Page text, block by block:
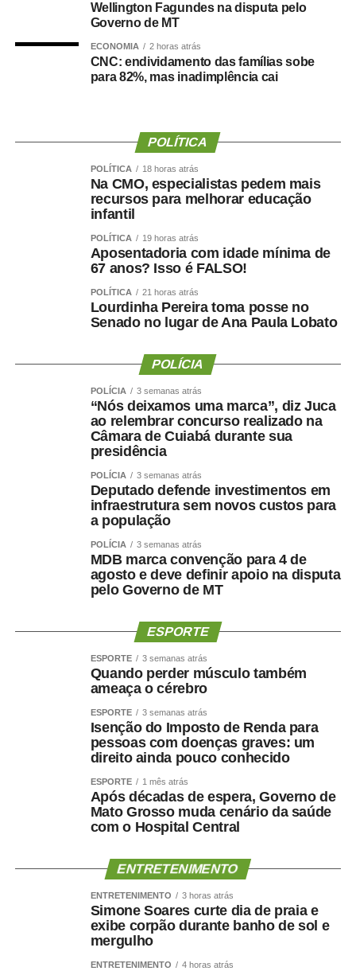
“Eu, em nome do Selecon, também agradeço ao
deputado porque, de fato, fizemos um concurso histórico,
graças à oportunidade que o Juca nos deu para
realizarmos esse concurso com qualidade e segurança,
Ao final do encontro, Juca reforçou a importância da
valorização do serviço público por meio de concursos
realizados com responsabilidade, transparência e
igualdade de oportunidades para todos os candidatos.
COMENTE ABAIXO:
WhatsApp
Facebook
Twitter
Messenger
LinkedIn
Share
Wellington Fagundes na disputa pelo
Governo de MT
ECONOMIA 2 horas atrás
CNC: endividamento das famílias sobe
para 82%, mas inadimplência cai
POLÍTICA
POLÍTICA 18 horas atrás
Na CMO, especialistas pedem mais
recursos para melhorar educação
infantil
POLÍTICA 19 horas atrás
Aposentadoria com idade mínima de
67 anos? Isso é FALSO!
POLÍTICA 21 horas atrás
Lourdinha Pereira toma posse no
Senado no lugar de Ana Paula Lobato
POLÍCIA
POLÍCIA 3 semanas atrás
“Nós deixamos uma marca”, diz Juca
ao relembrar concurso realizado na
Câmara de Cuiabá durante sua
presidência
POLÍCIA 3 semanas atrás
Deputado defende investimentos em
infraestrutura sem novos custos para
a população
POLÍCIA 3 semanas atrás
MDB marca convenção para 4 de
agosto e deve definir apoio na disputa
pelo Governo de MT
ESPORTE
ESPORTE 3 semanas atrás
Quando perder músculo também
ameaça o cérebro
ESPORTE 3 semanas atrás
Isenção do Imposto de Renda para
pessoas com doenças graves: um
direito ainda pouco conhecido
ESPORTE 1 mês atrás
Após décadas de espera, Governo de
Mato Grosso muda cenário da saúde
com o Hospital Central
ENTRETENIMENTO
ENTRETENIMENTO 3 horas atrás
Simone Soares curte dia de praia e
exibe corpão durante banho de sol e
mergulho
ENTRETENIMENTO 4 horas atrás